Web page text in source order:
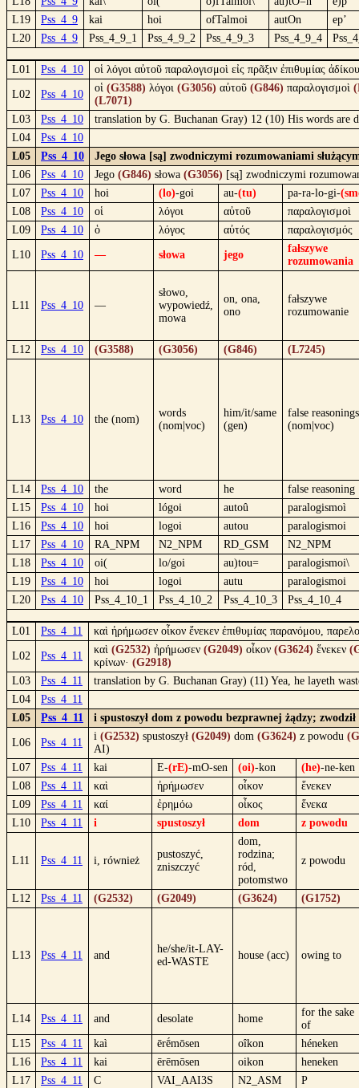
L19
Pss_4_9 kai hoi ofTalmoi autOn
ep’
L20
Pss_4_9 Pss_4_9_1 Pss_4_9_2 Pss_4_9_3 Pss_4_9_4
L01 Pss_4_10 οἱ λόγοι αὐτοῦ παραλογισμοὶ εἰς πρᾶξιν ἐπιθυμίας
L02 Pss_4_10
οἱ (G3588) λόγοι (G3056) αὐτοῦ (G846) παραλογισμοὶ
(L7071)
L03
Pss_4_10
translation by G. Buchanan Gray) 12 (10) His words are
L04
Pss_4_10
L05
Pss_4_10
Jego słowa [są] zwodniczymi rozumowaniami
L06
Pss_4_10 Jego (G846) słowa (G3056) [są] zwodniczymi
L07
Pss_4_10 hoi (lo)-goi au-(tu) pa-ra-lo-gi-
L08
Pss_4_10 οἱ λόγοι αὐτοῦ
παραλογισμοὶ
L09
Pss_4_10 ὁ λόγος αὐτός παραλογισμός
L10 Pss_4_10 — słowa jego
fałszywe
rozumowania
L11 Pss_4_10 —
słowo,
wypowiedź,
mowa
on, ona,
ono
fałszywe
rozumowanie
L12 Pss_4_10 (G3588) (G3056) (G846) (L7245)
L13 Pss_4_10 the (nom)
words
(nom|voc)
him/it/same
(gen)
false reasonings
(nom|voc)
L14 Pss_4_10 the word he
false reasoning
L15
Pss_4_10 hoi lógoi autoû
paralogismoì
L16
Pss_4_10 hoi logoi autou
paralogismoi
L17
Pss_4_10 RA_NPM N2_NPM RD_GSM
N2_NPM
L18
Pss_4_10 oi( lo/goi au)tou=
paralogismoi\
L19
Pss_4_10 hoi logoi autu
paralogismoi
L20
Pss_4_10 Pss_4_10_1 Pss_4_10_2 Pss_4_10_3 Pss_4_10_4
L01 Pss_4_11 καὶ ἠρήμωσεν οἶκον ἕνεκεν ἐπιθυμίας παρανόμου,
L02 Pss_4_11
καὶ (G2532) ἠρήμωσεν (G2049) οἶκον (G3624) ἕνεκεν
κρίνων· (G2918)
L03
Pss_4_11
translation by G. Buchanan Gray) (11) Yea, he layeth
L04
Pss_4_11
L05
Pss_4_11 i spustoszył dom z powodu bezprawnej żądzy;
L06 Pss_4_11
i (G2532) spustoszył (G2049) dom (G3624) z powodu
AI)
L07
Pss_4_11 kai E-(rE)-mO-sen (oi)-kon (he)-ne-ken
L08
Pss_4_11 καὶ ἠρήμωσεν οἶκον
ἕνεκεν
L09
Pss_4_11 καί ἐρημόω οἶκος
ἕνεκα
L10
Pss_4_11 i spustoszył dom z powodu
L11 Pss_4_11 i, również
pustoszyć,
zniszczyć
dom,
rodzina;
ród,
potomstwo
z powodu
L12 Pss_4_11 (G2532) (G2049) (G3624) (G1752)
L13 Pss_4_11 and
he/she/it-LAY-
ed-WASTE
house (acc) owing to
L14 Pss_4_11 and desolate home
for the sake
of
L15
Pss_4_11 kaì ērḗmōsen oîkon
héneken
L16
Pss_4_11 kai ērēmōsen oikon
heneken
L17
Pss_4_11 C VAI_AAI3S N2_ASM
P